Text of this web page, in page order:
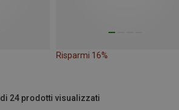
Risparmi 16%
24 prodotti visualizzati